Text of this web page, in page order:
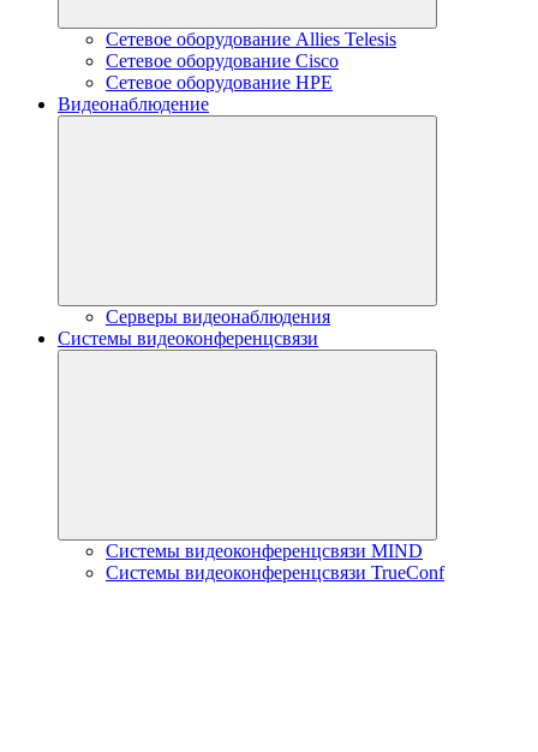
Сетевое оборудование Allies Telesis
Сетевое оборудование Cisco
Сетевое оборудование HPE
Видеонаблюдение
Серверы видеонаблюдения
Системы видеоконференцсвязи
Системы видеоконференцсвязи MIND
Системы видеоконференцсвязи TrueConf